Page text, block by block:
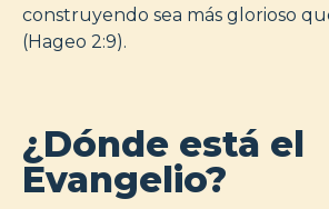
construyendo sea más glorioso
(Hageo 2:9).
¿Dónde está el
Evangelio?